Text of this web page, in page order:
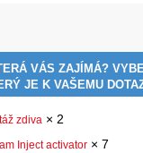
VÁS ZAJÍMÁ?
JE K VAŠEMU
zdiva × 2
Inject activator × 7